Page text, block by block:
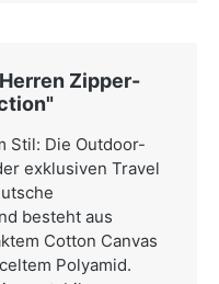
Zipper-
Stil: Die Outdoor-
exklusiven Travel
besteht aus
Cotton Canvas
Polyamid.